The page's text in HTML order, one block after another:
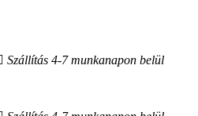
Szállítás 4-7 munkanapon belül